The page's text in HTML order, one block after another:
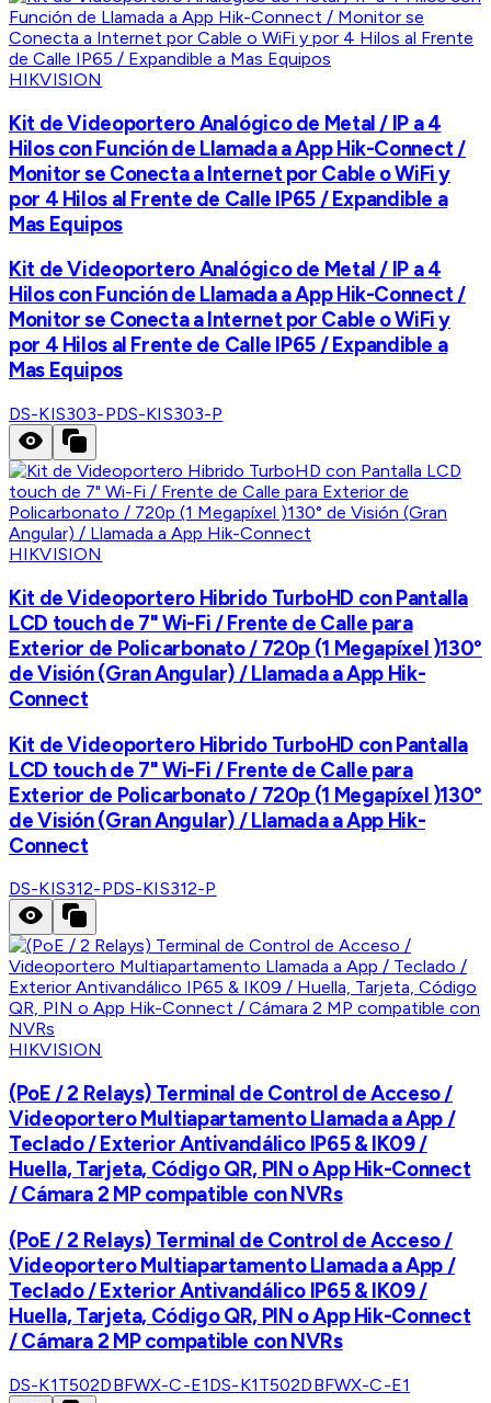
HIKVISION
Kit de Videoportero Analógico de Metal / IP a 4
Hilos con Función de Llamada a App Hik-Connect /
Monitor se Conecta a Internet por Cable o WiFi y
por 4 Hilos al Frente de Calle IP65 / Expandible a
Mas Equipos
Kit de Videoportero Analógico de Metal / IP a 4
Hilos con Función de Llamada a App Hik-Connect /
Monitor se Conecta a Internet por Cable o WiFi y
por 4 Hilos al Frente de Calle IP65 / Expandible a
Mas Equipos
DS-KIS303-PDS-KIS303-P
HIKVISION
Kit de Videoportero Hibrido TurboHD con Pantalla
LCD touch de 7" Wi-Fi / Frente de Calle para
Exterior de Policarbonato / 720p (1 Megapíxel )130°
de Visión (Gran Angular) / Llamada a App Hik-
Connect
Kit de Videoportero Hibrido TurboHD con Pantalla
LCD touch de 7" Wi-Fi / Frente de Calle para
Exterior de Policarbonato / 720p (1 Megapíxel )130°
de Visión (Gran Angular) / Llamada a App Hik-
Connect
DS-KIS312-PDS-KIS312-P
HIKVISION
(PoE / 2 Relays) Terminal de Control de Acceso /
Videoportero Multiapartamento Llamada a App /
Teclado / Exterior Antivandálico IP65 & IK09 /
Huella, Tarjeta, Código QR, PIN o App Hik-Connect
/ Cámara 2 MP compatible con NVRs
(PoE / 2 Relays) Terminal de Control de Acceso /
Videoportero Multiapartamento Llamada a App /
Teclado / Exterior Antivandálico IP65 & IK09 /
Huella, Tarjeta, Código QR, PIN o App Hik-Connect
/ Cámara 2 MP compatible con NVRs
DS-K1T502DBFWX-C-E1DS-K1T502DBFWX-C-E1